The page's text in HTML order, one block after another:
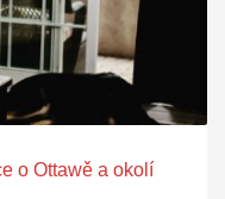
o Ottawě a okolí